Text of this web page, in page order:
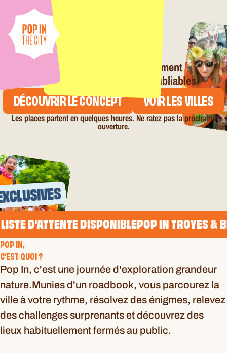
découvrir une ville autrement
se créer des souvenirs inoubliables
DÉCOUVRIR LE CONCEPT VOIR LES VILLES
Les places partent en quelques heures. Ne ratez pas la prochaine
ouverture.
D'ATTENTE DISPONIBLEPOP IN TROYES &
POP IN,
C’EST QUOI ?
Pop In, c'est une journée d'exploration grandeur
nature.Munies d'un roadbook, vous parcourez la
ville à votre rythme, résolvez des énigmes, relevez
des challenges surprenants et découvrez des
lieux habituellement fermés au public.